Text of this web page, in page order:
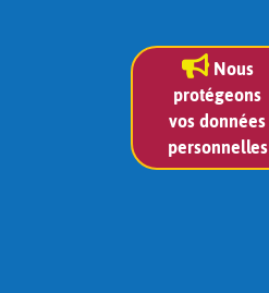
Nous
protégeons
vos données
personnelles